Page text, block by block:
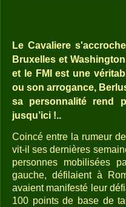
Le Cavaliere
Bruxelles et
et le FMI est une
ou son arrogance,
sa personnalité rend
jusqu’ici !..
Coincé entre la rumeur
vit-il ses dernières
personnes mobilisées
gauche, défilaient à
avaient manifesté leur
100 points de base de